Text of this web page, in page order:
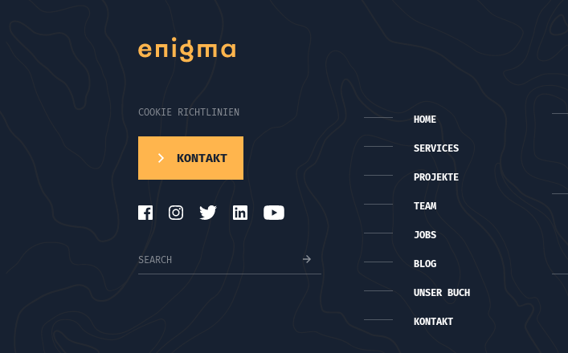
COOKIE RICHTLINIEN
KONTAKT
HOME
SERVICES
PROJEKTE
TEAM
JOBS
BLOG
UNSER BUCH
KONTAKT